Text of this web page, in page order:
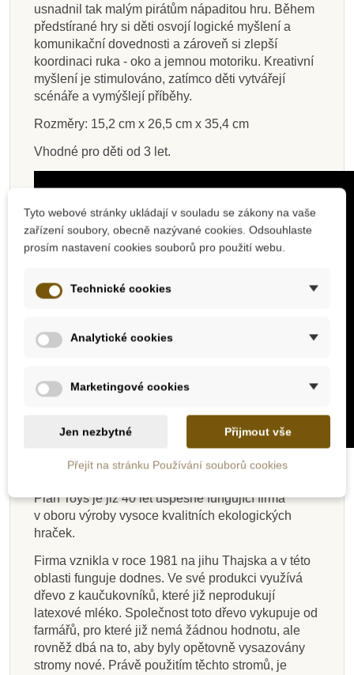
usnadnil tak malým pirátům nápaditou hru. Během
předstírané hry si děti osvojí logické myšlení a
komunikační dovednosti a zároveň si zlepší
koordinaci ruka - oko a jemnou motoriku. Kreativní
myšlení je stimulováno, zatímco děti vytvářejí
scénáře a vymýšlejí příběhy.
Rozměry: 15,2 cm x 26,5 cm x 35,4 cm
Vhodné pro děti od 3 let.
PLAN TOYS
Plan Toys je již 40 let úspěšně fungující firma
v oboru výroby vysoce kvalitních ekologických
hraček.
Firma vznikla v roce 1981 na jihu Thajska a v této
oblasti funguje dodnes. Ve své produkci využívá
dřevo z kaučukovníků, které již neprodukují
latexové mléko. Společnost toto dřevo vykupuje od
farmářů, pro které již nemá žádnou hodnotu, ale
rovněž dbá na to, aby byly opětovně vysazovány
stromy nové. Právě použitím těchto stromů, je
Tyto webové stránky ukládají v souladu se zákony na vaše
zařízení soubory, obecně nazývané cookies. Odsouhlaste
prosím nastavení cookies souborů pro použití webu.
Technické cookies
Analytické cookies
Marketingové cookies
Jen nezbytné Přijmout vše
Přejít na stránku Používání souborů cookies